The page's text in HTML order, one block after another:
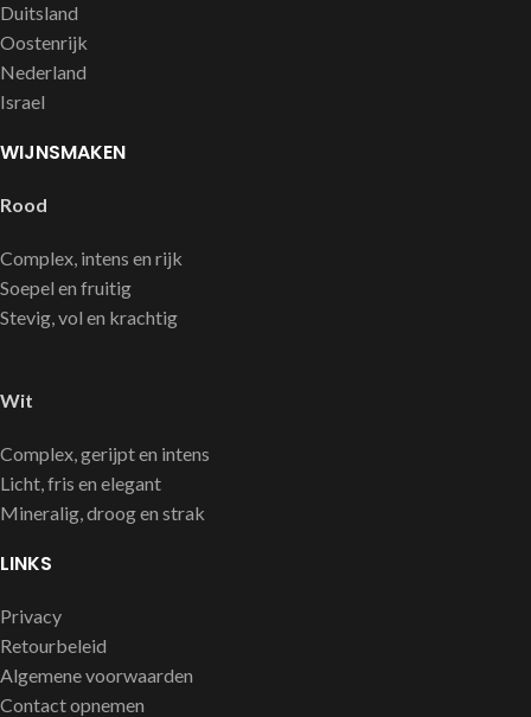
Duitsland
Oostenrijk
Nederland
Israel
WIJNSMAKEN
Rood
Complex, intens en rijk
Soepel en fruitig
Stevig, vol en krachtig
Wit
Complex, gerijpt en intens
Licht, fris en elegant
Mineralig, droog en strak
LINKS
Privacy
Retourbeleid
Algemene voorwaarden
Contact opnemen